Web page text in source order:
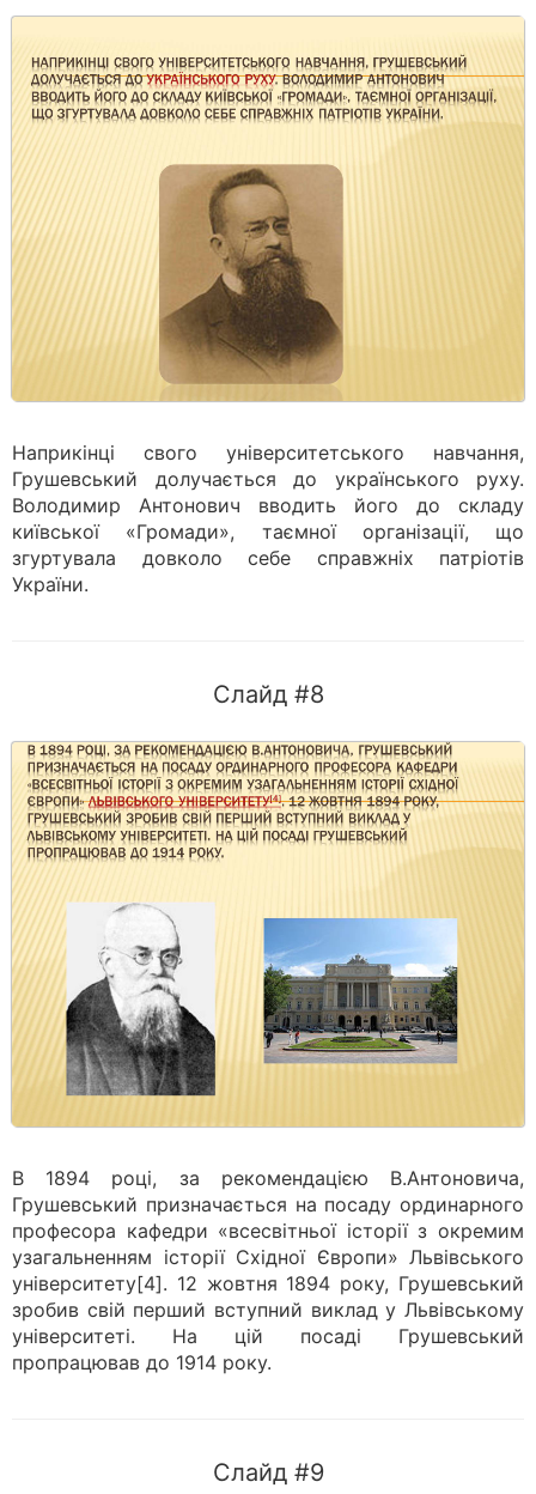
Наприкінці свого університетського навчання,
Грушевський долучається до українського руху.
Володимир Антонович вводить його до складу
київської «Громади», таємної організації, що
згуртувала довколо себе справжніх патріотів
України.
Слайд #8
В 1894 році, за рекомендацією В.Антоновича,
Грушевський призначається на посаду ординарного
професора кафедри «всесвітньої історії з окремим
узагальненням історії Східної Європи» Львівського
університету[4]. 12 жовтня 1894 року, Грушевський
зробив свій перший вступний виклад у Львівському
університеті. На цій посаді Грушевський
пропрацював до 1914 року.
Слайд #9